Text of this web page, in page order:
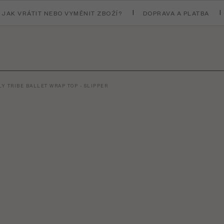
JAK VRÁTIT NEBO VYMĚNIT ZBOŽÍ? DOPRAVA A PLATBA
TRIBE BALLET WRAP TOP - SLIPPER